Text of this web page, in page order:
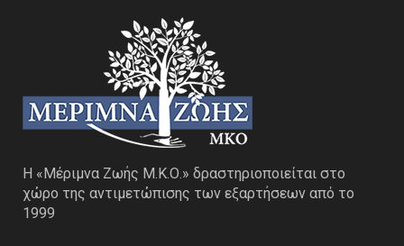
Η «Μέριμνα Ζωής Μ.Κ.Ο.» δραστηριοποιείται στο
χώρο της αντιμετώπισης των εξαρτήσεων από το
1999